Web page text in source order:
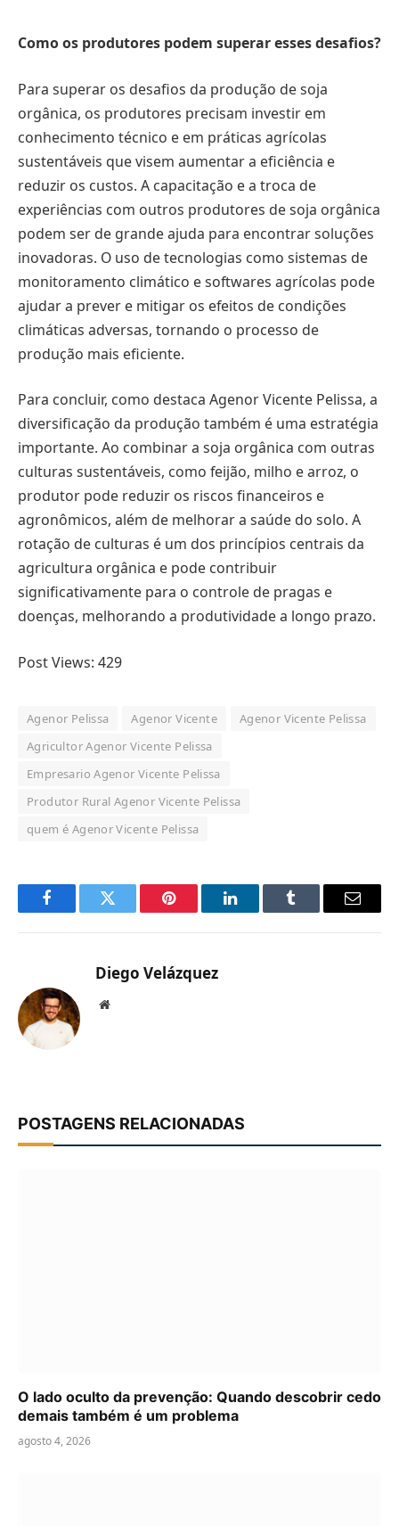
Como os produtores podem superar esses desafios?
Para superar os desafios da produção de soja
orgânica, os produtores precisam investir em
conhecimento técnico e em práticas agrícolas
sustentáveis que visem aumentar a eficiência e
reduzir os custos. A capacitação e a troca de
experiências com outros produtores de soja orgânica
podem ser de grande ajuda para encontrar soluções
inovadoras. O uso de tecnologias como sistemas de
monitoramento climático e softwares agrícolas pode
ajudar a prever e mitigar os efeitos de condições
climáticas adversas, tornando o processo de
produção mais eficiente.
Para concluir, como destaca Agenor Vicente Pelissa, a
diversificação da produção também é uma estratégia
importante. Ao combinar a soja orgânica com outras
culturas sustentáveis, como feijão, milho e arroz, o
produtor pode reduzir os riscos financeiros e
agronômicos, além de melhorar a saúde do solo. A
rotação de culturas é um dos princípios centrais da
agricultura orgânica e pode contribuir
significativamente para o controle de pragas e
doenças, melhorando a produtividade a longo prazo.
Post Views: 429
Agenor Pelissa Agenor Vicente
Agenor Vicente Pelissa
Agricultor Agenor Vicente Pelissa
Empresario Agenor Vicente Pelissa
Produtor Rural Agenor Vicente Pelissa
quem é Agenor Vicente Pelissa
FacebookTwitter Pinterest LinkedInTumblr Email
Diego Velázquez
Website
POSTAGENS RELACIONADAS
O lado oculto da prevenção: Quando descobrir cedo
demais também é um problema
agosto 4, 2026